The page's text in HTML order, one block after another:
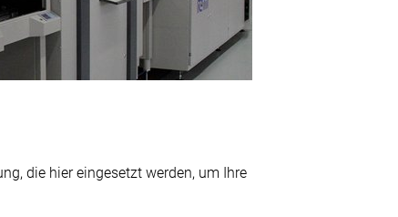
die hier eingesetzt werden, um Ihre